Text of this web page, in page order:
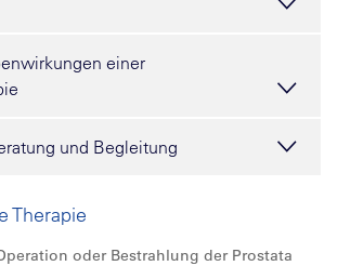
einer
und Begleitung
Therapie
oder Bestrahlung der Prostata